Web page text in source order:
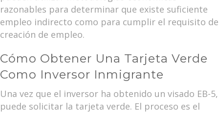
razonables para determinar que existe suficiente
empleo indirecto como para cumplir el requisito de
creación de empleo.
Cómo Obtener Una Tarjeta Verde
Como Inversor Inmigrante
Una vez que el inversor ha obtenido un visado EB-5,
puede solicitar la tarjeta verde. El proceso es el